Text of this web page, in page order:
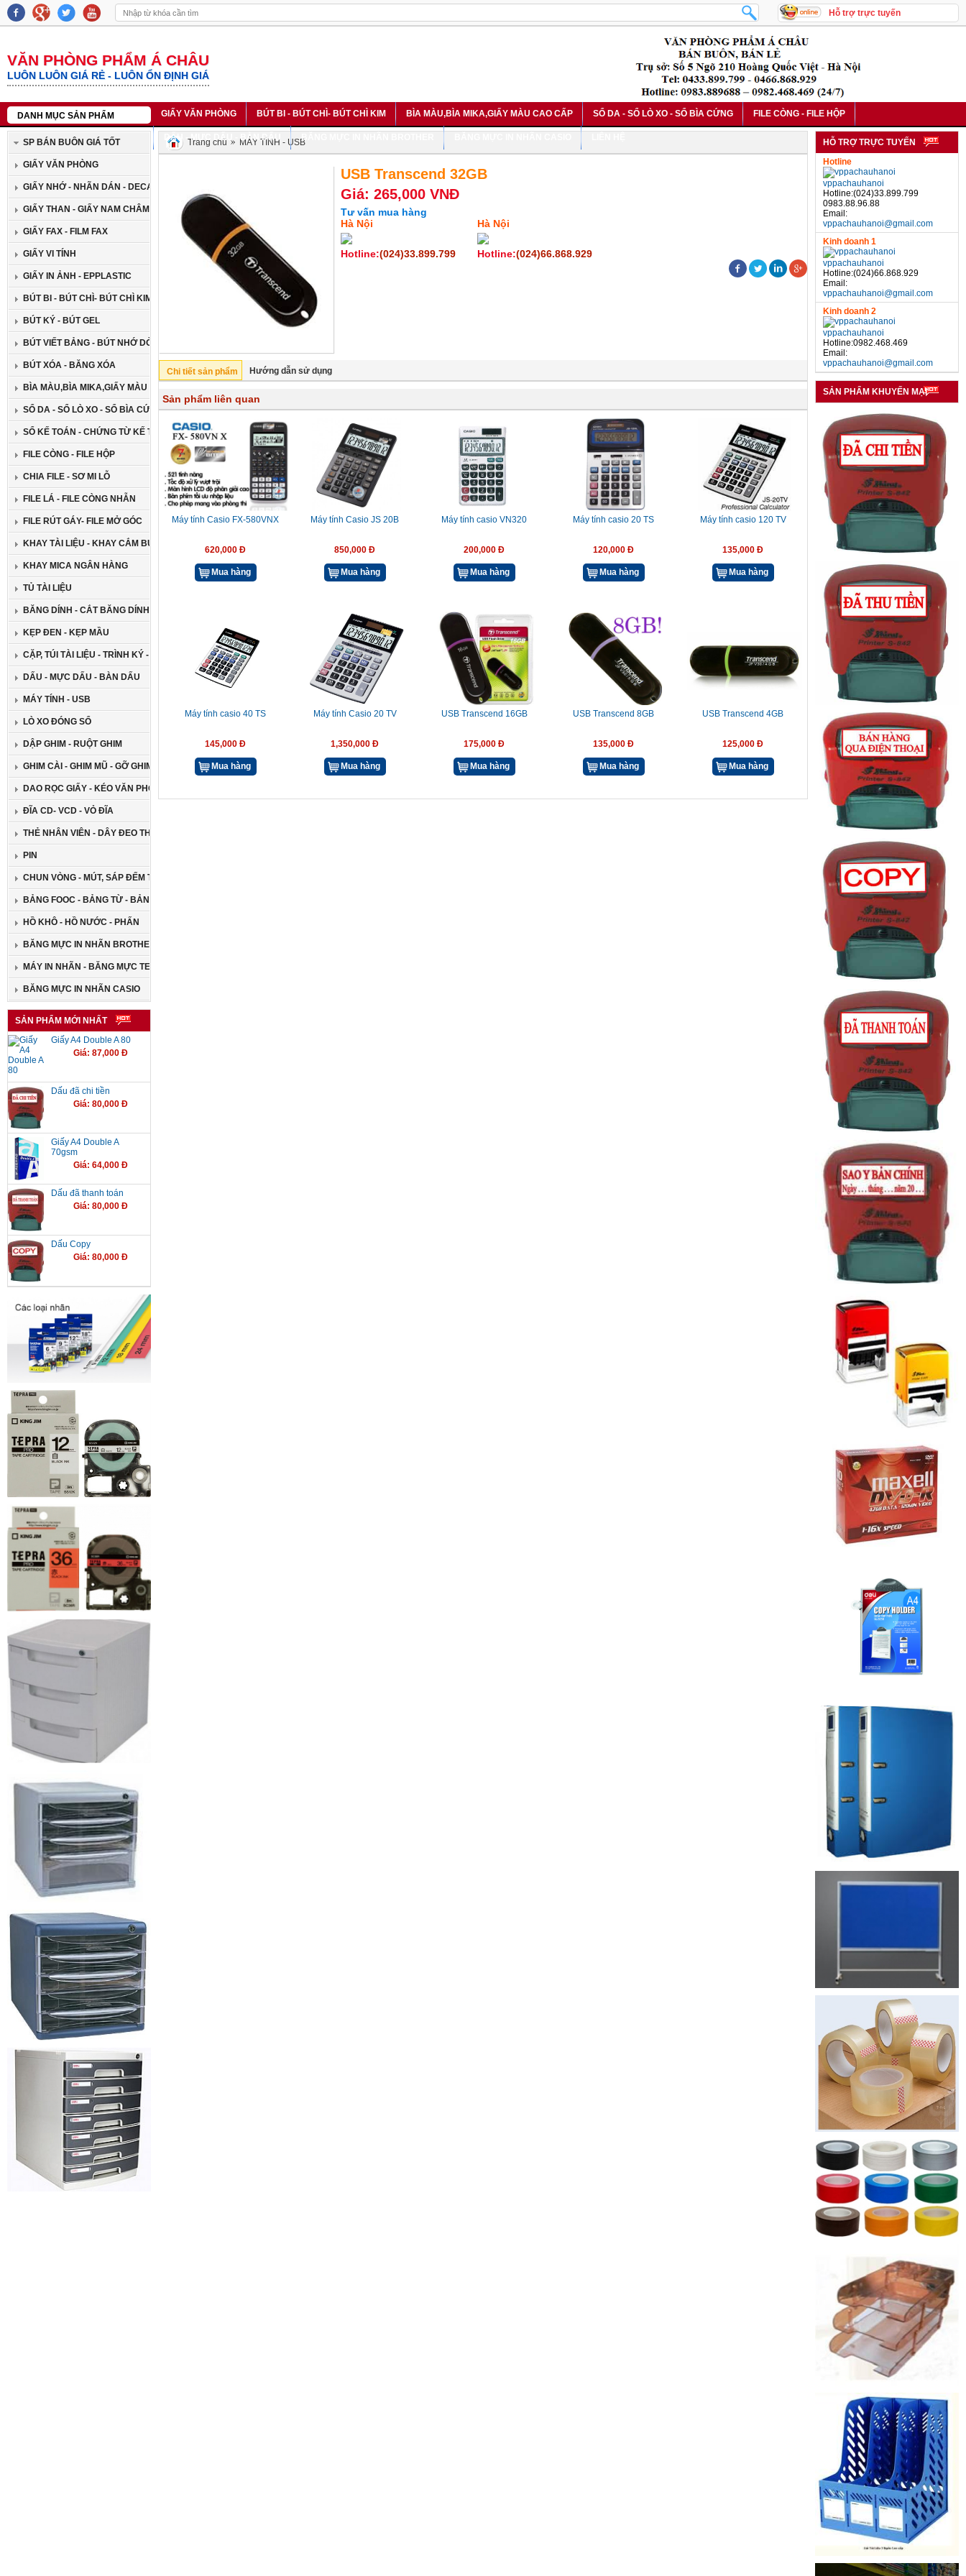
Hỗ trợ trực tuyến
VĂN PHÒNG PHẨM Á CHÂU
LUÔN LUÔN GIÁ RẺ - LUÔN ỔN ĐỊNH GIÁ
DANH MỤC SẢN PHẨM GIẤY VĂN PHÒNG BÚT BI - BÚT CHÌ- BÚT CHÌ KIM BÌA MÀU,BÌA MIKA,GIẤY MÀU CAO CẤP SỔ DA - SỔ LÒ XO - SỔ BÌA CỨNG FILE CÒNG - FILE HỘP
BĂNG DÍNH - CẮT BĂNG DÍNH DẤU - MỰC DẤU - BÀN DẤU BĂNG MỰC IN NHÃN BROTHER
SP BÁN BUÔN GIÁ TỐT
GIẤY VĂN PHÒNG
GIẤY NHỚ - NHÃN DÁN - DECAN
GIẤY THAN - GIẤY NAM CHÂM
GIẤY FAX - FILM FAX
GIẤY VI TÍNH
GIẤY IN ẢNH - EPPLASTIC
BÚT BI - BÚT CHÌ- BÚT CHÌ KIM
BÚT KÝ - BÚT GEL
BÚT VIẾT BẢNG - BÚT NHỚ DÒNG
BÚT XÓA - BĂNG XÓA
BÌA MÀU,BÌA MIKA,GIẤY MÀU CAO CẤP
SỔ DA - SỔ LÒ XO - SỔ BÌA CỨNG
SỔ KẾ TOÁN - CHỨNG TỪ KẾ TOÁN
FILE CÒNG - FILE HỘP
CHIA FILE - SƠ MI LỖ
FILE LÁ - FILE CÒNG NHẪN
FILE RÚT GÁY- FILE MỞ GÓC
KHAY TÀI LIỆU - KHAY CẮM BÚT
KHAY MICA NGÂN HÀNG
TỦ TÀI LIỆU
BĂNG DÍNH - CẮT BĂNG DÍNH
KẸP ĐEN - KẸP MẦU
CẶP, TÚI TÀI LIỆU - TRÌNH KÝ - GIÁ ĐỠ ĐA NĂNG
DẤU - MỰC DẤU - BÀN DẤU
MÁY TÍNH - USB
LÒ XO ĐÓNG SỔ
DẬP GHIM - RUỘT GHIM
GHIM CÀI - GHIM MŨ - GỠ GHIM
DAO RỌC GIẤY - KÉO VĂN PHÒNG
ĐĨA CD- VCD - VỎ ĐĨA
THẺ NHÂN VIÊN - DÂY ĐEO THẺ
PIN
CHUN VÒNG - MÚT, SÁP ĐẾM TIỀN
BẢNG FOOC - BẢNG TỪ - BẢNG GHIM
HỒ KHÔ - HỒ NƯỚC - PHẤN
BĂNG MỰC IN NHÃN BROTHER
MÁY IN NHÃN - BĂNG MỰC TEPRA
BĂNG MỰC IN NHÃN CASIO
SẢN PHẨM MỚI NHẤT
Giấy A4 Double A 80
Giá: 87,000 Đ
Dấu đã chi tiền
Giá: 80,000 Đ
Giấy A4 Double A
70gsm
Giá: 64,000 Đ
Dấu đã thanh toán
Giá: 80,000 Đ
Dấu Copy
Giá: 80,000 Đ
HỖ TRỢ TRỰC TUYẾN
Hotline
vppachauhanoi
Hotline:(024)33.899.799
0983.88.96.88
Email:
vppachauhanoi@gmail.com
Kinh doanh 1
vppachauhanoi
Hotline:(024)66.868.929
Email:
vppachauhanoi@gmail.com
Kinh doanh 2
vppachauhanoi
Hotline:0982.468.469
Email:
vppachauhanoi@gmail.com
SẢN PHẨM KHUYẾN MẠI
Trang chủ MÁY TÍNH - USB
USB Transcend 32GB
Giá: 265,000 VNĐ
Tư vấn mua hàng
Hà Nội
Hotline:(024)33.899.799
Hà Nội
Hotline:(024)66.868.929
Chi tiết sản phẩm Hướng dẫn sử dụng
Sản phẩm liên quan
Máy tính Casio FX-580VNX
620,000 Đ
Mua hàng
Máy tính Casio JS 20B
850,000 Đ
Mua hàng
Máy tính casio VN320
200,000 Đ
Mua hàng
Máy tính casio 20 TS
120,000 Đ
Mua hàng
Máy tính casio 120 TV
135,000 Đ
Mua hàng
Máy tính casio 40 TS
145,000 Đ
Mua hàng
Máy tính Casio 20 TV
1,350,000 Đ
Mua hàng
USB Transcend 16GB
175,000 Đ
Mua hàng
USB Transcend 8GB
135,000 Đ
Mua hàng
USB Transcend 4GB
125,000 Đ
Mua hàng